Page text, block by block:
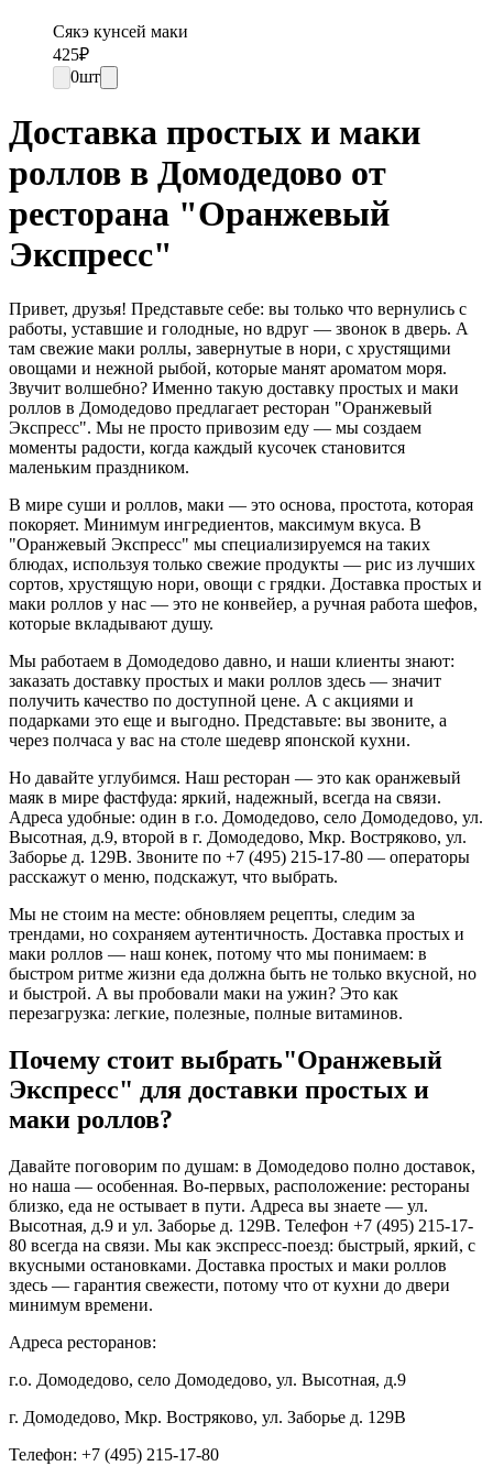
Сякэ кунсей маки
425₽
0шт
Доставка простых и маки
роллов в Домодедово от
ресторана "Оранжевый
Экспресс"
Привет, друзья! Представьте себе: вы только что вернулись с
работы, уставшие и голодные, но вдруг — звонок в дверь. А
там свежие маки роллы, завернутые в нори, с хрустящими
овощами и нежной рыбой, которые манят ароматом моря.
Звучит волшебно? Именно такую доставку простых и маки
роллов в Домодедово предлагает ресторан "Оранжевый
Экспресс". Мы не просто привозим еду — мы создаем
моменты радости, когда каждый кусочек становится
маленьким праздником.
В мире суши и роллов, маки — это основа, простота, которая
покоряет. Минимум ингредиентов, максимум вкуса. В
"Оранжевый Экспресс" мы специализируемся на таких
блюдах, используя только свежие продукты — рис из лучших
сортов, хрустящую нори, овощи с грядки. Доставка простых и
маки роллов у нас — это не конвейер, а ручная работа шефов,
которые вкладывают душу.
Мы работаем в Домодедово давно, и наши клиенты знают:
заказать доставку простых и маки роллов здесь — значит
получить качество по доступной цене. А с акциями и
подарками это еще и выгодно. Представьте: вы звоните, а
через полчаса у вас на столе шедевр японской кухни.
Но давайте углубимся. Наш ресторан — это как оранжевый
маяк в мире фастфуда: яркий, надежный, всегда на связи.
Адреса удобные: один в г.о. Домодедово, село Домодедово, ул.
Высотная, д.9, второй в г. Домодедово, Мкр. Востряково, ул.
Заборье д. 129В. Звоните по +7 (495) 215-17-80 — операторы
расскажут о меню, подскажут, что выбрать.
Мы не стоим на месте: обновляем рецепты, следим за
трендами, но сохраняем аутентичность. Доставка простых и
маки роллов — наш конек, потому что мы понимаем: в
быстром ритме жизни еда должна быть не только вкусной, но
и быстрой. А вы пробовали маки на ужин? Это как
перезагрузка: легкие, полезные, полные витаминов.
Почему стоит выбрать"Оранжевый
Экспресс" для доставки простых и
маки роллов?
Давайте поговорим по душам: в Домодедово полно доставок,
но наша — особенная. Во-первых, расположение: рестораны
близко, еда не остывает в пути. Адреса вы знаете — ул.
Высотная, д.9 и ул. Заборье д. 129В. Телефон +7 (495) 215-17-
80 всегда на связи. Мы как экспресс-поезд: быстрый, яркий, с
вкусными остановками. Доставка простых и маки роллов
здесь — гарантия свежести, потому что от кухни до двери
минимум времени.
Адреса ресторанов:
г.о. Домодедово, село Домодедово, ул. Высотная, д.9
г. Домодедово, Мкр. Востряково, ул. Заборье д. 129В
Телефон: +7 (495) 215-17-80